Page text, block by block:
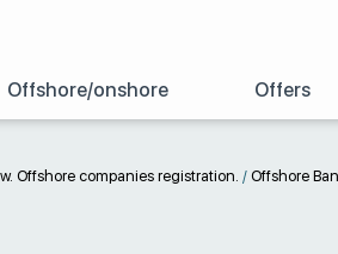
Offshore/onshore Offers
Offshore companies registration. / Offshore